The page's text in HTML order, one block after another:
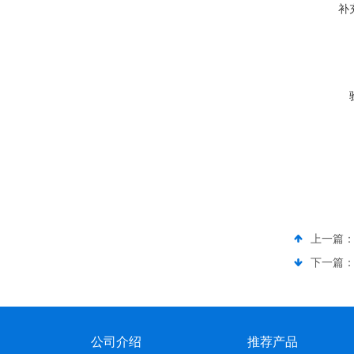
补
上一篇：
下一篇：
公司介绍 推荐产品